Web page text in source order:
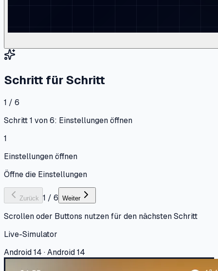
Schritt für Schritt
1 / 6
Schritt 1 von 6: Einstellungen öffnen
1
Einstellungen öffnen
Öffne die Einstellungen
Zurück 1 / 6 Weiter
Scrollen oder Buttons nutzen für den nächsten Schritt
Live-Simulator
Android 14 · Android 14